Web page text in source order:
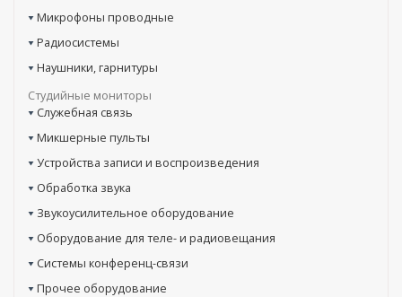
Микрофоны проводные
Радиосистемы
Наушники, гарнитуры
Студийные мониторы
Служебная связь
Микшерные пульты
Устройства записи и воспроизведения
Обработка звука
Звукоусилительное оборудование
Оборудование для теле- и радиовещания
Системы конференц-связи
Прочее оборудование